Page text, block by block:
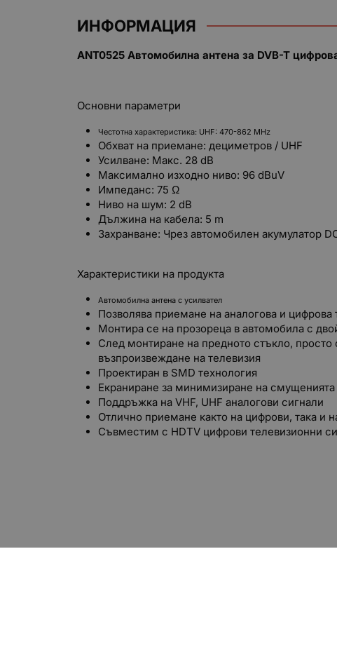
ИНФОРМАЦИЯ
ANT0525 Автомобилна антена за DVB-T
Основни параметри
Честотна характеристика: UHF: 470-862 MHz
Обхват на приемане: дециметров / UHF
Усилване: Макс. 28 dB
Максимално изходно ниво: 96 dBuV
Импеданс: 75 Ω
Ниво на шум: 2 dB
Дължина на кабела: 5 m
Захранване: Чрез автомобилен акумулатор
Характеристики на продукта
Автомобилна антена с усилвател
Позволява приемане на аналогова и цифрова
Монтира се на прозореца в автомобила с
След монтиране на предното стъкло,
възпроизвеждане на телевизия
Проектиран в SMD технология
Екраниране за минимизиране на смущенията
Поддръжка на VHF, UHF аналогови сигнали
Отлично приемане както на цифрови, така и
Съвместим с HDTV цифрови телевизионни